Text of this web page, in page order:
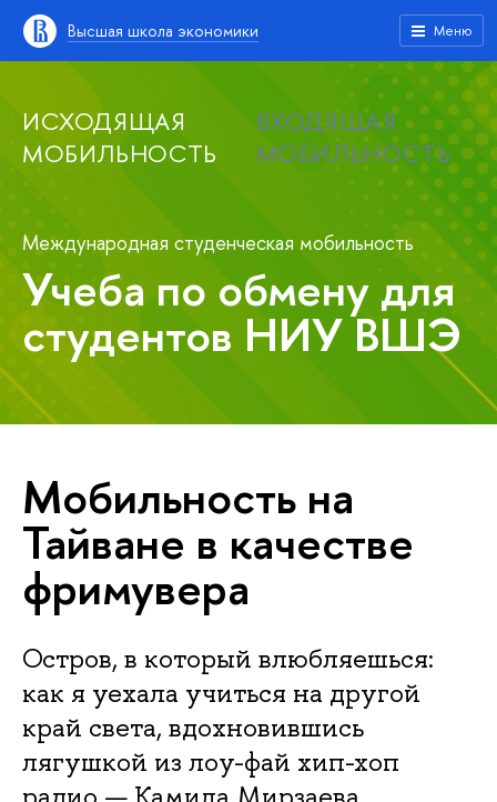
Высшая школа экономики Меню
ИСХОДЯЩАЯ
МОБИЛЬНОСТЬ
ВХОДЯЩАЯ
МОБИЛЬНОСТЬ
Международная студенческая мобильность
Учеба по обмену для
студентов НИУ ВШЭ
Мобильность на
Тайване в качестве
фримувера
Остров, в который влюбляешься:
как я уехала учиться на другой
край света, вдохновившись
лягушкой из лоу-фай хип-хоп